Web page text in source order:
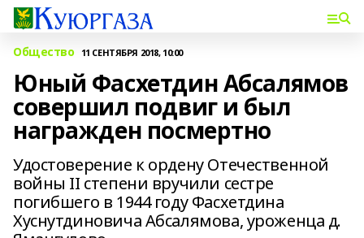
Общество 11 СЕНТЯБРЯ 2018, 10:00
Юный Фасхетдин Абсалямов
совершил подвиг и был
награжден посмертно
Удостоверение к ордену Отечественной
войны II степени вручили сестре
погибшего в 1944 году Фасхетдина
Хуснутдиновича Абсалямова, уроженца д.